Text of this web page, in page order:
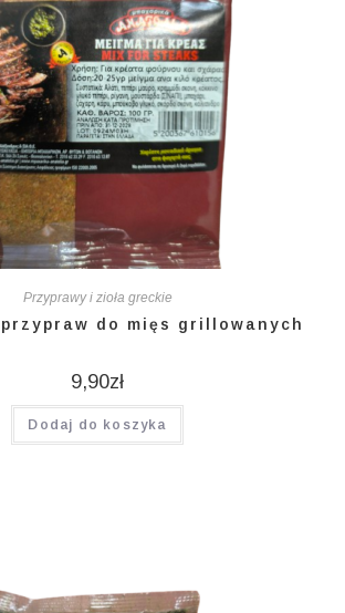
Przyprawy i zioła greckie
do mięs grillowanych
9,90zł
Dodaj do koszyka